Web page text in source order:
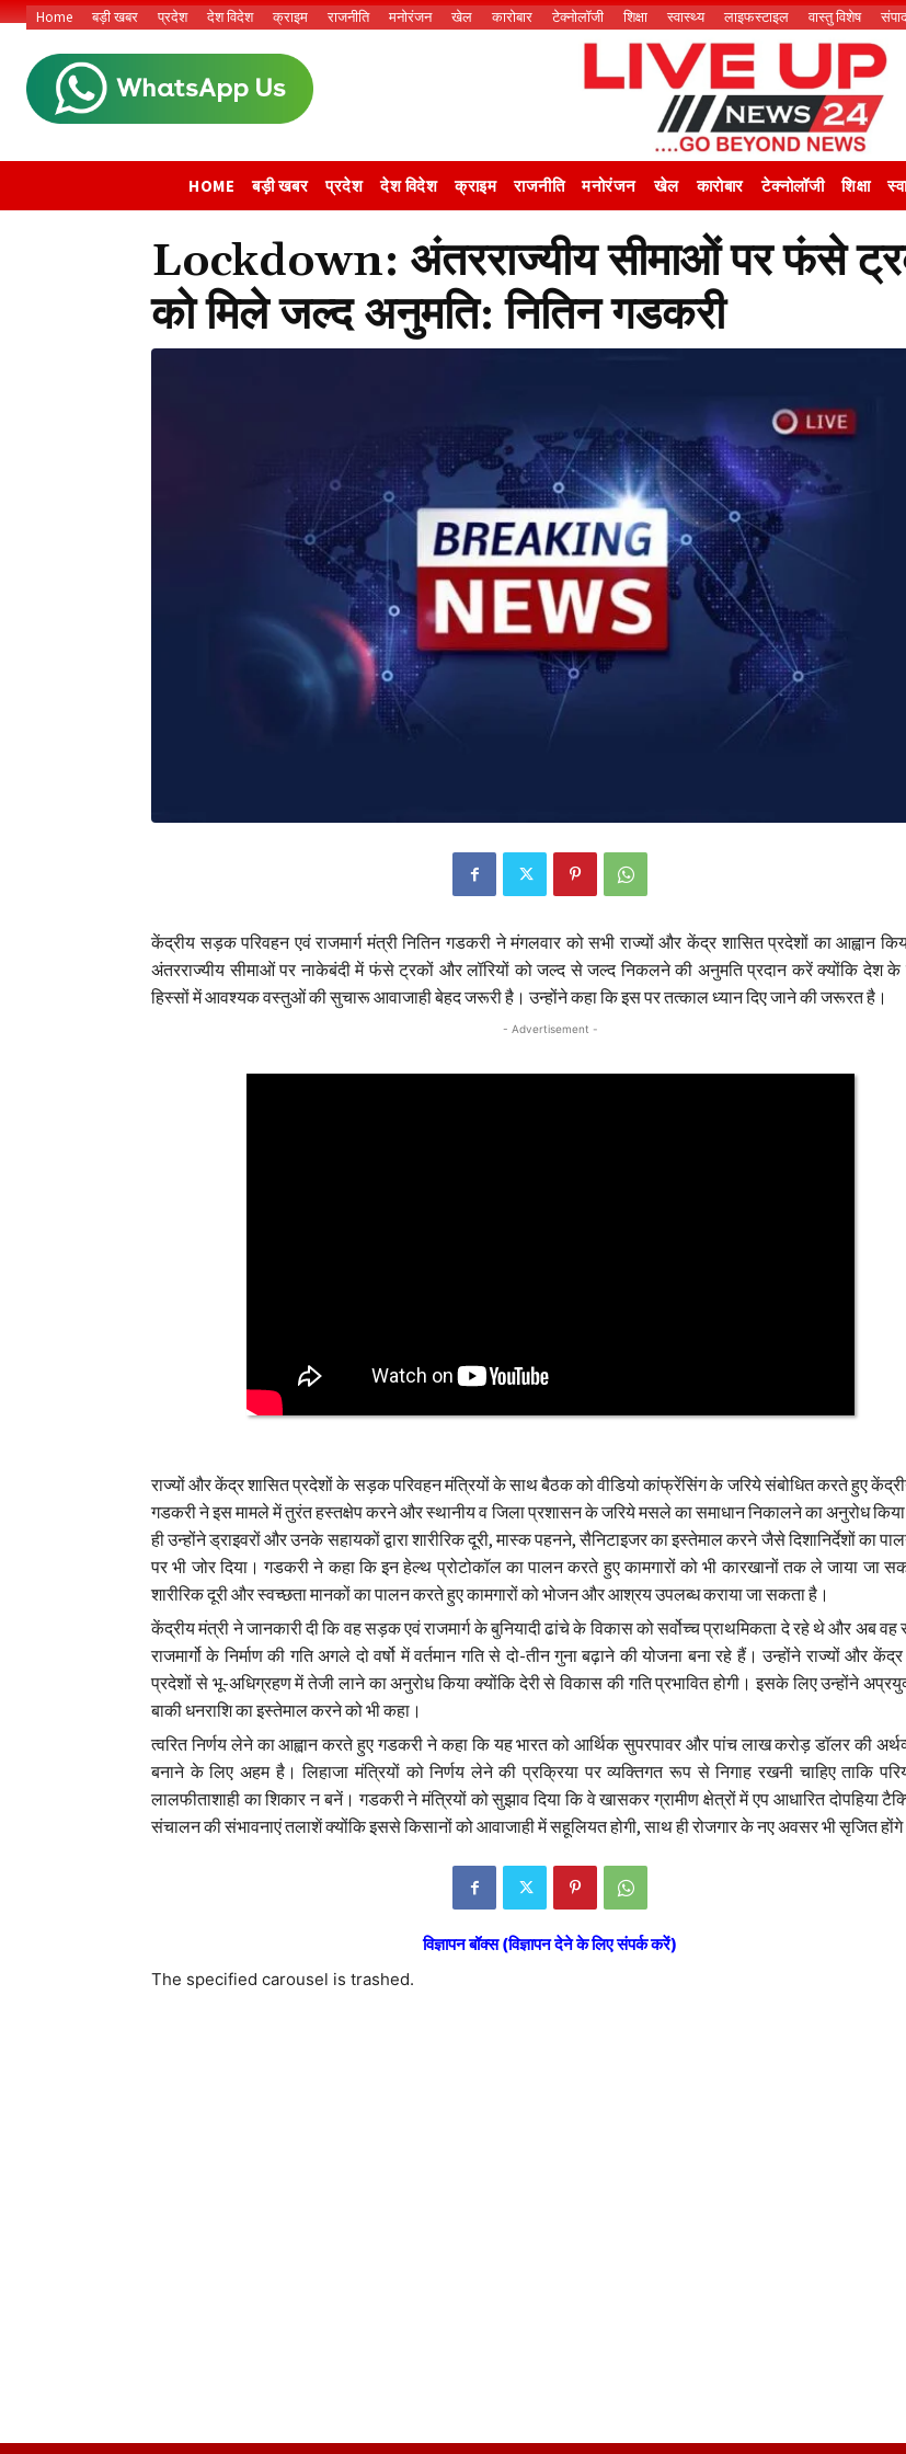
Home बड़ी खबर प्रदेश देश विदेश क्राइम राजनीति मनोरंजन खेल कारोबार टेक्नोलॉजी शिक्षा स्वास्थ्य लाइफस्टाइल वास्तु विशेष
HOME बड़ी खबर प्रदेश देश विदेश क्राइम राजनीति मनोरंजन खेल कारोबार टेक्नोलॉजी शिक्षा
Lockdown: अंतरराज्यीय सीमाओं पर फंसे
को मिले जल्द अनुमति: नितिन गडकरी
केंद्रीय सड़क परिवहन एवं राजमार्ग मंत्री नितिन गडकरी ने मंगलवार को सभी राज्यों और केंद्र शासित प्रदेशों का आह्वान
अंतरराज्यीय सीमाओं पर नाकेबंदी में फंसे ट्रकों और लॉरियों को जल्द से जल्द निकलने की अनुमति प्रदान करें क्योंकि देश के
हिस्सों में आवश्यक वस्तुओं की सुचारू आवाजाही बेहद जरूरी है। उन्होंने कहा कि इस पर तत्काल ध्यान दिए जाने की जरूरत है।
- Advertisement -
राज्यों और केंद्र शासित प्रदेशों के सड़क परिवहन मंत्रियों के साथ बैठक को वीडियो कांफ्रेंसिंग के जरिये संबोधित करते हुए
गडकरी ने इस मामले में तुरंत हस्तक्षेप करने और स्थानीय व जिला प्रशासन के जरिये मसले का समाधान निकालने का अनुरोध
ही उन्होंने ड्राइवरों और उनके सहायकों द्वारा शारीरिक दूरी, मास्क पहनने, सैनिटाइजर का इस्तेमाल करने जैसे दिशानिर्देशों का
पर भी जोर दिया। गडकरी ने कहा कि इन हेल्थ प्रोटोकॉल का पालन करते हुए कामगारों को भी कारखानों तक ले जाया जा
शारीरिक दूरी और स्वच्छता मानकों का पालन करते हुए कामगारों को भोजन और आश्रय उपलब्ध कराया जा सकता है।
केंद्रीय मंत्री ने जानकारी दी कि वह सड़क एवं राजमार्ग के बुनियादी ढांचे के विकास को सर्वोच्च प्राथमिकता दे रहे थे और अब वह
राजमार्गो के निर्माण की गति अगले दो वर्षो में वर्तमान गति से दो-तीन गुना बढ़ाने की योजना बना रहे हैं। उन्होंने राज्यों और
प्रदेशों से भू-अधिग्रहण में तेजी लाने का अनुरोध किया क्योंकि देरी से विकास की गति प्रभावित होगी। इसके लिए उन्होंने
बाकी धनराशि का इस्तेमाल करने को भी कहा।
त्वरित निर्णय लेने का आह्वान करते हुए गडकरी ने कहा कि यह भारत को आर्थिक सुपरपावर और पांच लाख करोड़ डॉलर की
बनाने के लिए अहम है। लिहाजा मंत्रियों को निर्णय लेने की प्रक्रिया पर व्यक्तिगत रूप से निगाह रखनी चाहिए ताकि
लालफीताशाही का शिकार न बनें। गडकरी ने मंत्रियों को सुझाव दिया कि वे खासकर ग्रामीण क्षेत्रों में एप आधारित दोपहिया
संचालन की संभावनाएं तलाशें क्योंकि इससे किसानों को आवाजाही में सहूलियत होगी, साथ ही रोजगार के नए अवसर भी सृजित
विज्ञापन बॉक्स (विज्ञापन देने के लिए संपर्क करें)
The specified carousel is trashed.